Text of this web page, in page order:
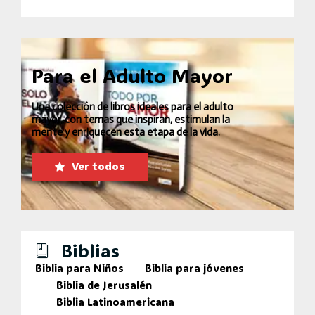
Para el Adulto Mayor
Una colección de libros ideales para el adulto
mayor, con temas que inspiran, estimulan la
mente y enriquecen esta etapa de la vida.
Ver todos
Biblias
Biblia para Niños
Biblia para jóvenes
Biblia de Jerusalén
Biblia Latinoamericana